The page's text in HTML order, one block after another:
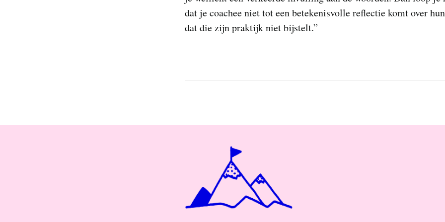
dat je coachee niet tot een betekenisvolle reflectie komt over
dat die zijn praktijk niet bijstelt.”